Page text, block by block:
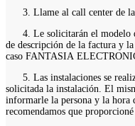
3. Llame al call center de la
4. Le solicitarán el modelo
de descripción de la factura y
caso FANTASIA
5. Las instalaciones se
solicitada la instalación. El
informarle la persona y la hora
recomendamos que